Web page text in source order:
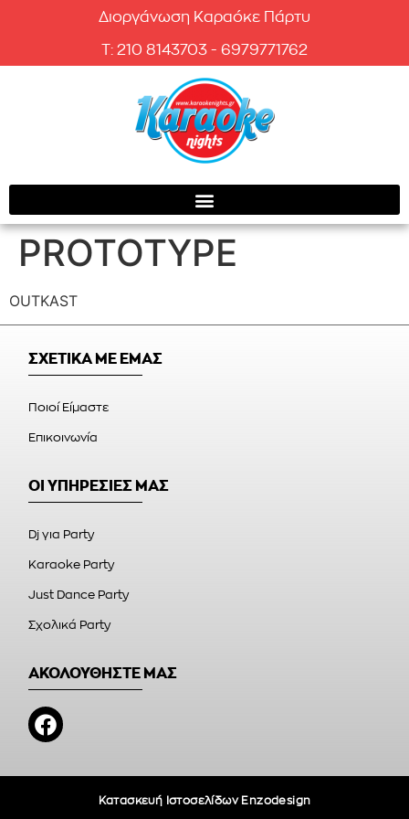
Διοργάνωση Καραόκε Πάρτυ
T: 210 8143703 - 6979771762
PROTOTYPE
OUTKAST
ΣΧΕΤΙΚΑ ΜΕ ΕΜΑΣ
Ποιοί Είμαστε
Επικοινωνία
ΟΙ ΥΠΗΡΕΣΙΕΣ ΜΑΣ
Dj για Party
Karaoke Party
Just Dance Party
Σχολικά Party
ΑΚΟΛΟΥΘΗΣΤΕ ΜΑΣ
Κατασκευή Ιστοσελίδων Enzodesign